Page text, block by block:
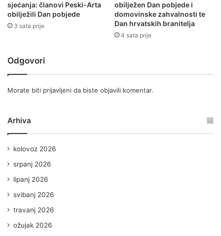
sjećanja: članovi Peski-Arta
obilježili Dan pobjede
3 sata prije
obilježen Dan pobjede i
domovinske zahvalnosti te
Dan hrvatskih branitelja
4 sata prije
Odgovori
Morate biti prijavljeni da biste objavili komentar.
Arhiva
kolovoz 2026
srpanj 2026
lipanj 2026
svibanj 2026
travanj 2026
ožujak 2026